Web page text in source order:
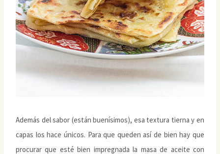
Además del sabor (están buenísimos), esa textura tierna y en
capas los hace únicos. Para que queden así de bien hay que
procurar que esté bien impregnada la masa de aceite con